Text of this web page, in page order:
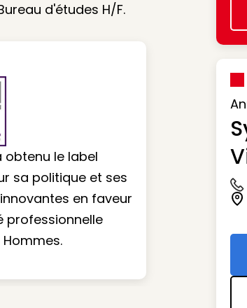
d'études H/F.
obtenu le label
sa politique et ses
en faveur
professionnelle